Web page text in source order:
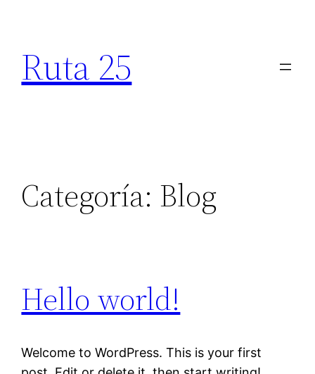
contenido
Ruta 25
Categoría: Blog
Hello world!
Welcome to WordPress. This is your first